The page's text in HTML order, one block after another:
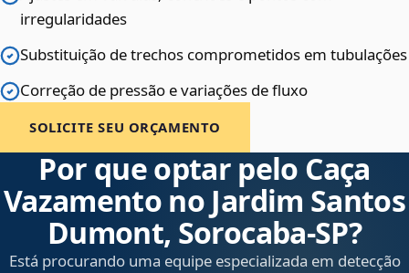
irregularidades
Substituição de trechos comprometidos em tubulações
Correção de pressão e variações de fluxo
SOLICITE SEU ORÇAMENTO
Por que optar pelo Caça
Vazamento no Jardim Santos
Dumont, Sorocaba‑SP?
Está procurando uma equipe especializada em detecção